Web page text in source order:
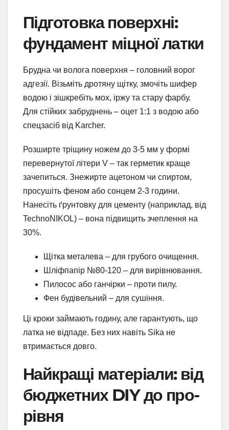
Підготовка поверхні:
фундамент міцної латки
Брудна чи волога поверхня – головний ворог
адгезії. Візьміть дротяну щітку, змочіть шифер
водою і зішкребіть мох, іржу та стару фарбу.
Для стійких забруднень – оцет 1:1 з водою або
спецзасіб від Karcher.
Розширте тріщину ножем до 3-5 мм у формі
перевернутої літери V – так герметик краще
зачепиться. Знежирте ацетоном чи спиртом,
просушіть феном або сонцем 2-3 години.
Нанесіть ґрунтовку для цементу (наприклад, від
TechnoNIKOL) – вона підвищить зчеплення на
30%.
Щітка металева – для грубого очищення.
Шліфпапір №80-120 – для вирівнювання.
Пилосос або ганчірки – проти пилу.
Фен будівельний – для сушіння.
Ці кроки займають годину, але гарантують, що
латка не відпаде. Без них навіть Sika не
втримається довго.
Найкращі матеріали: від
бюджетних DIY до про-
рівня